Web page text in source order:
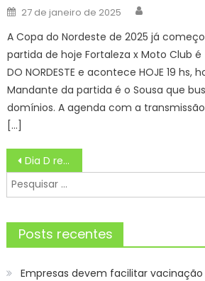
Posted
on
27 de janeiro de 2025
A Copa do Nordeste de 2025 já
partida de hoje Fortaleza x Moto Club
DO NORDESTE e acontece HOJE 19 hs,
Mandante da partida é o Sousa que
domínios. A agenda com a
[…]
Navegação
de
Post
Dia D registra baixa vacinação na Capital e situação preocupa autoridades da saúde – CGNotícias
Pesquisar
por:
Posts recentes
Empresas devem facilitar